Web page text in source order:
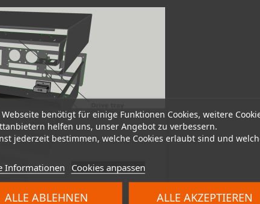
Webseite benötigt für einige Funktionen Cookies, weitere
helfen uns, unser Angebot zu verbessern.
jederzeit bestimmen, welche Cookies erlaubt sind und
Informationen Cookies anpassen
ALLE ABLEHNEN ALLE AKZEPTIEREN